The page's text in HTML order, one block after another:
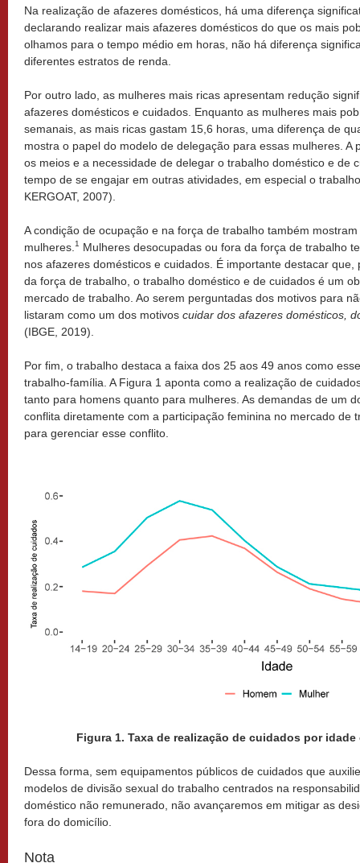
Na realização de afazeres domésticos, há uma diferença
declarando realizar mais afazeres domésticos do que os mais
olhamos para o tempo médio em horas, não há diferença
diferentes estratos de renda.
Por outro lado, as mulheres mais ricas apresentam redução
afazeres domésticos e cuidados. Enquanto as mulheres mais
semanais, as mais ricas gastam 15,6 horas, uma diferença de
mostra o papel do modelo de delegação para essas mulheres. A
os meios e a necessidade de delegar o trabalho doméstico e de
tempo de se engajar em outras atividades, em especial o
KERGOAT, 2007).
A condição de ocupação e na força de trabalho também
mulheres. 1 Mulheres desocupadas ou fora da força de trabalho
nos afazeres domésticos e cuidados. É importante destacar
da força de trabalho, o trabalho doméstico e de cuidados é um
mercado de trabalho. Ao serem perguntadas dos motivos para
listaram como um dos motivos cuidar dos afazeres domésticos,
(IBGE, 2019).
Por fim, o trabalho destaca a faixa dos 25 aos 49 anos como
trabalho-família. A Figura 1 aponta como a realização de
tanto para homens quanto para mulheres. As demandas de um
conflita diretamente com a participação feminina no mercado de
para gerenciar esse conflito.
Figura 1. Taxa de realização de cuidados por idade
Dessa forma, sem equipamentos públicos de cuidados que
modelos de divisão sexual do trabalho centrados na
doméstico não remunerado, não avançaremos em mitigar as
fora do domicílio.
Nota